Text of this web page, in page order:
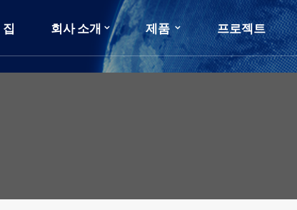
집 회사 소개 제품 프로젝트